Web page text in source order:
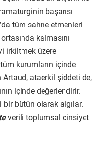
başarısı
tüm sahne etmenleri
kalmasını
irkiltmek üzere
kurumların içinde
Artaud, ataerkil şiddeti de,
içinde değerlendirir.
bir bütün olarak algılar.
verili toplumsal cinsiyet